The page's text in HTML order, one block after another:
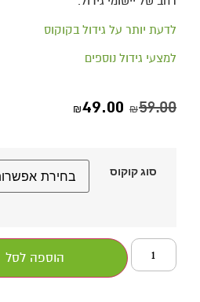
לדעת יותר על גידול בקוקוס
למצעי גידול נוספים
₪59.00
₪49.00
סוג קוקוס
הוספה לסל